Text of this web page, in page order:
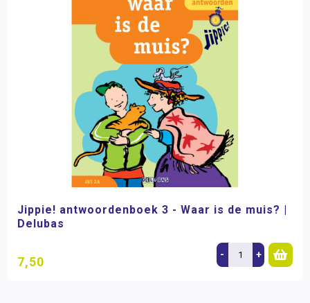
Jippie! antwoordenboek 3 - Waar is de muis? |
Delubas
7,50 - +